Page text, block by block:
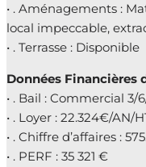
• . Aménagements :
local impeccable,
• . Terrasse : Disponible
Données Financières
• . Bail : Commercial
• . Loyer : 22.324€/AN/
• . Chiffre d’affaires :
• . PERF : 35 321 €